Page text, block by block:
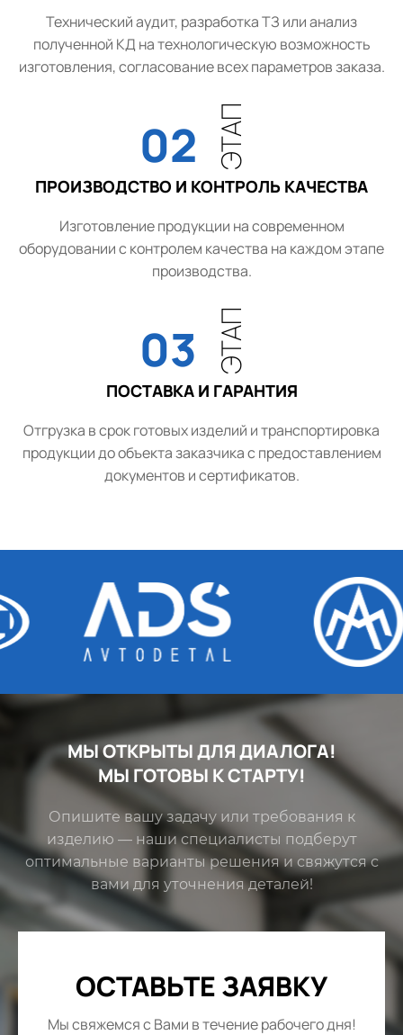
Технический аудит, разработка ТЗ или анализ
полученной КД на технологическую возможность
изготовления, согласование всех параметров заказа.
02 ЭТАП
ПРОИЗВОДСТВО И КОНТРОЛЬ КАЧЕСТВА
Изготовление продукции на современном
оборудовании с контролем качества на каждом этапе
производства.
03 ЭТАП
ПОСТАВКА И ГАРАНТИЯ
Отгрузка в срок готовых изделий и транспортировка
продукции до объекта заказчика с предоставлением
документов и сертификатов.
ОСТАВЬТЕ ЗАЯВКУ
Мы свяжемся с Вами в течение рабочего дня!
МЫ ОТКРЫТЫ ДЛЯ ДИАЛОГА!
МЫ ГОТОВЫ К СТАРТУ!
Опишите вашу задачу или требования к
изделию — наши специалисты подберут
оптимальные варианты решения и свяжутся с
вами для уточнения деталей!